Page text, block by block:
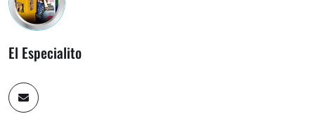
El Especialito